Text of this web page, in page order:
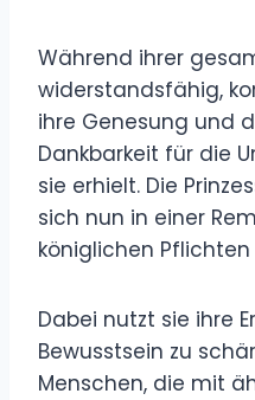
Während ihrer
widerstandsfähig,
ihre Genesung und
Dankbarkeit für die
sie erhielt. Die
sich nun in einer
königlichen
Dabei nutzt sie ihre
Bewusstsein zu
Menschen, die mit